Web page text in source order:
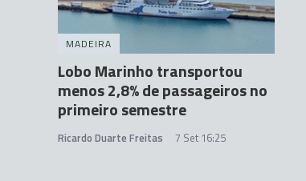
MADEIRA
Lobo Marinho transportou
menos 2,8% de passageiros no
primeiro semestre
Ricardo Duarte Freitas 7 Set 16:25